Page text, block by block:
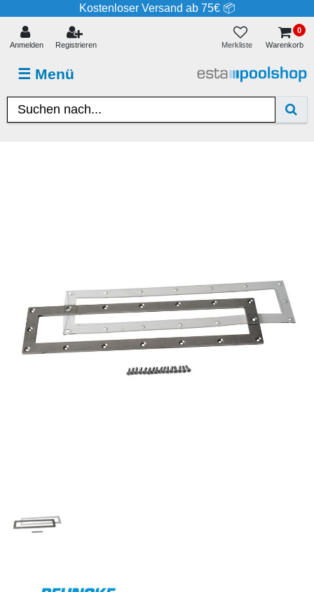
Kostenloser Versand ab 75€ 📦
☰ Menü
Anmelden Registrieren Merkliste
0
Warenkorb